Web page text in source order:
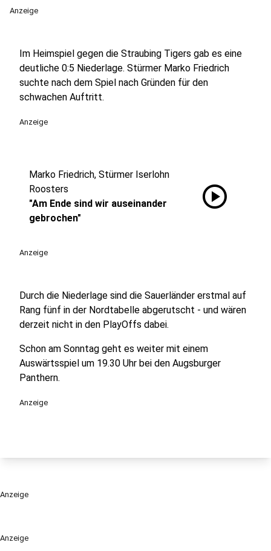
Anzeige
Anzeige
Im Heimspiel gegen die Straubing Tigers gab es eine
deutliche 0:5 Niederlage. Stürmer Marko Friedrich
suchte nach dem Spiel nach Gründen für den
schwachen Auftritt.
Anzeige
Marko Friedrich, Stürmer Iserlohn
Roosters
"Am Ende sind wir auseinander
gebrochen"
play_circle
Anzeige
Durch die Niederlage sind die Sauerländer erstmal auf
Rang fünf in der Nordtabelle abgerutscht - und wären
derzeit nicht in den PlayOffs dabei.
Schon am Sonntag geht es weiter mit einem
Auswärtsspiel um 19.30 Uhr bei den Augsburger
Panthern.
Anzeige
Anzeige